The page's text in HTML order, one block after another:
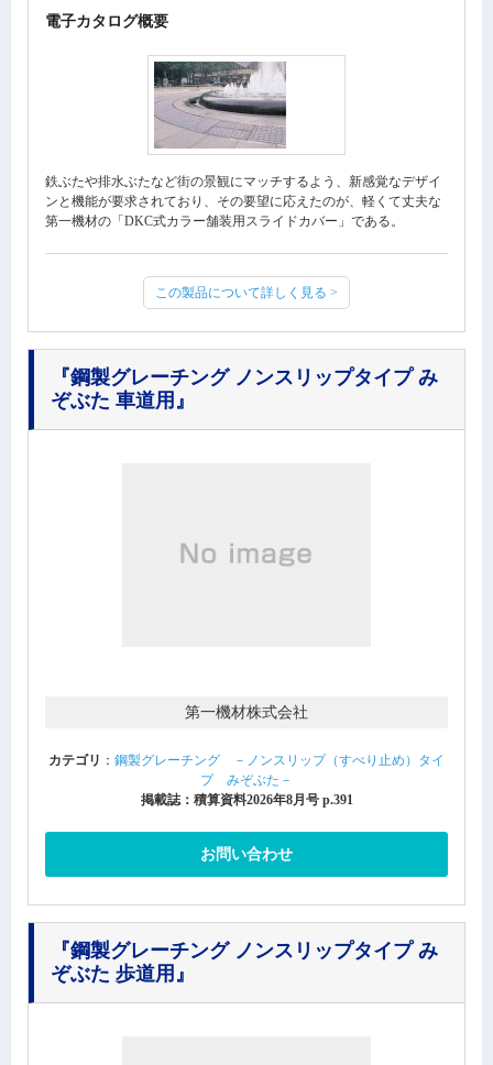
電子カタログ概要
鉄ぶたや排水ぶたなど街の景観にマッチするよう、新感覚なデザイ
ンと機能が要求されており、その要望に応えたのが、軽くて丈夫な
第一機材の「DKC式カラー舗装用スライドカバー」である。
この製品について詳しく見る >
『鋼製グレーチング ノンスリップタイプ み
ぞぶた 車道用』
第一機材株式会社
カテゴリ ： 鋼製グレーチング －ノンスリップ（すべり止め）タイ
プ みぞぶた－
掲載誌：積算資料2026年8月号 p.391
お問い合わせ
『鋼製グレーチング ノンスリップタイプ み
ぞぶた 歩道用』